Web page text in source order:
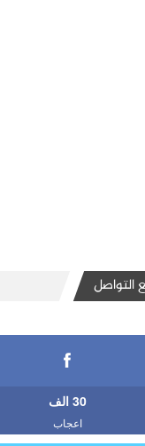
التواصل
30 الف
اعجاب